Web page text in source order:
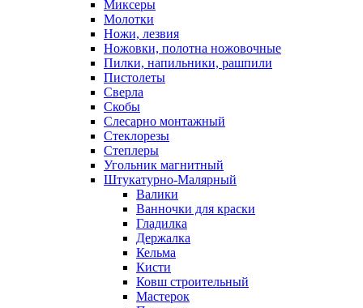
Миксеры
Молотки
Ножи, лезвия
Ножовки, полотна ножовочные
Пилки, напильники, рашпили
Пистолеты
Сверла
Скобы
Слесарно монтажный
Стеклорезы
Степлеры
Угольник магнитный
Штукатурно-Малярный
Валики
Ванночки для краски
Гладилка
Держалка
Кельма
Кисти
Ковш строительный
Мастерок